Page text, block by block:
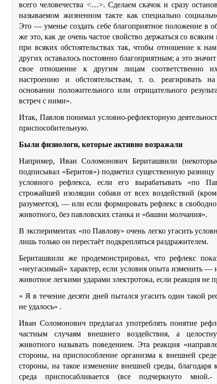
всего человечества <…>. Сделаем скачок и сразу
называемом жизненном такте как специально
Это — уменье создать себе благоприятное положение в
же это, как де очень частое свойство держаться со
при всяких обстоятельствах так, чтобы отношение к
других оставалось постоянно благоприятным; а это
свое отношение к другим лицам соответственно их
настроению и обстоятельствам, т. о. реагировать
основании положительного или отрицательного
встреч с ними».
Итак, Павлов понимал условно-рефлекторную
приспособительную.
Были физиологи, которые активно возражали
Например, Иван Соломонович Бериташвили
подписывал «Беритов») подметил существенную разницу
условного рефлекса, если его вырабатывать «по
строжайшей изоляции собаки от всех воздействий
разумеется), — или если формировать рефлекс в
животного, без павловских станка и «башни молчания».
В экспериментах «по Павлову» очень легко угасить
лишь только он перестаёт подкрепляться раздражителем.
Бериташвили же продемонстрировал, что рефлекс
«неугасимый» характер, если условия опыта изменить —
животное легкими ударами электротока, если реакция не
» Я в течение десяти дней пытался угасить один такой
не удалось» .
Иван Соломонович предлагал употреблять понятие
частным случаям внешнего воздействия, а
животного называть поведением. Эта реакция
стороны, на приспособление организма к внешней
стороны, на такое изменение внешней среды, благодаря
среда приспосабливается (все подчеркнуто